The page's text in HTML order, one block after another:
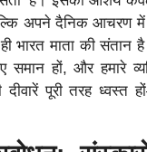
अपने दैनिक आचरण में
भारत माता की संतान
हों, और हमारे
दीवारें पूरी तरह ध्वस्त